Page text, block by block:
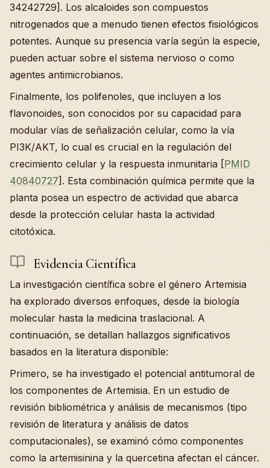
34242729]. Los alcaloides son compuestos
nitrogenados que a menudo tienen efectos fisiológicos
potentes. Aunque su presencia varía según la especie,
pueden actuar sobre el sistema nervioso o como
agentes antimicrobianos.
Finalmente, los polifenoles, que incluyen a los
flavonoides, son conocidos por su capacidad para
modular vías de señalización celular, como la vía
PI3K/AKT, lo cual es crucial en la regulación del
crecimiento celular y la respuesta inmunitaria [PMID
40840727]. Esta combinación química permite que la
planta posea un espectro de actividad que abarca
desde la protección celular hasta la actividad
citotóxica.
Evidencia Científica
La investigación científica sobre el género Artemisia
ha explorado diversos enfoques, desde la biología
molecular hasta la medicina traslacional. A
continuación, se detallan hallazgos significativos
basados en la literatura disponible:
Primero, se ha investigado el potencial antitumoral de
los componentes de Artemisia. En un estudio de
revisión bibliométrica y análisis de mecanismos (tipo
revisión de literatura y análisis de datos
computacionales), se examinó cómo componentes
como la artemisinina y la quercetina afectan el cáncer.